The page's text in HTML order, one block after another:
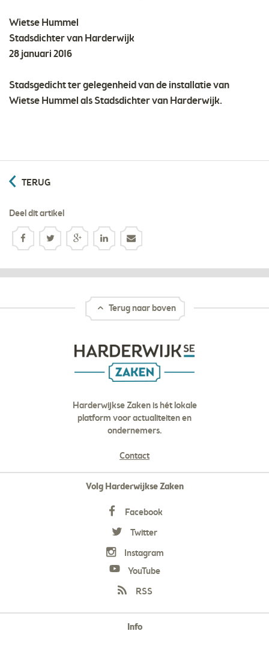
Wietse Hummel
Stadsdichter van Harderwijk
28 januari 2016
Stadsgedicht ter gelegenheid van de installatie van
Wietse Hummel als Stadsdichter van Harderwijk.
TERUG
Deel dit artikel
Terug naar boven
Harderwijkse Zaken is hét lokale
platform voor actualiteiten en
ondernemers.
Contact
Volg Harderwijkse Zaken
Facebook
Twitter
Instagram
YouTube
RSS
Info